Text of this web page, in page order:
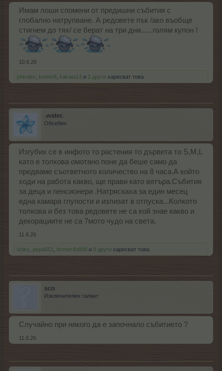
Имам лоши спомени от предишни събития с
глобално натрупване. А редовете пък /ако въобще
стигнем до тях/ се берат на три дни......голям купон !
10.6.26
phkolev koteto9 kakata13 и 2 други харесват това.
.water.
Обсебен
Изгубих се в инфото то растения то дървета то S,M,L
като е толкова омотано поне да беше само да
предваме съответното количество на 8 часа.А който
ходи на работа какво, ще прави като вятъра.Събития
за деца и пенсионери .Натряскаха за един месец
една камара глупости и излизат в отпуска...Колкото
толкова и без това редовете не са кой знае какво и
декорациите не са 7мото чудо на света.
11.6.26
shiky pepa551 fermer4o888 и 8 други харесват това.
sco
Изключителен талант
Случайно при някого да е започнало събитието ?
11.6.26